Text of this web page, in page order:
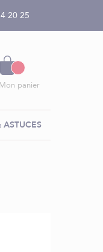
20 25
Mon panier
ASTUCES